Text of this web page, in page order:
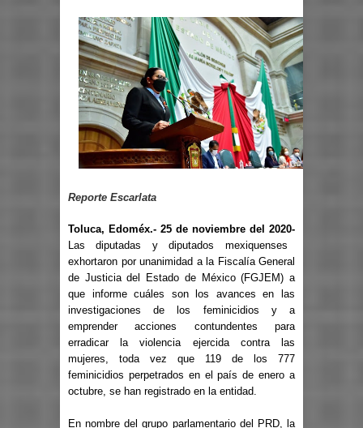
Reporte Escarlata
Toluca, Edoméx.- 25 de noviembre del 2020-
Las diputadas y diputados mexiquenses
exhortaron por unanimidad a la Fiscalía General
de Justicia del Estado de México (FGJEM) a
que informe cuáles son los avances en las
investigaciones de los feminicidios y a
emprender acciones contundentes para
erradicar la violencia ejercida contra las
mujeres, toda vez que 119 de los 777
feminicidios perpetrados en el país de enero a
octubre, se han registrado en la entidad.
En nombre del grupo parlamentario del PRD, la